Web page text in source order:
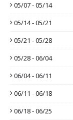
05/07 - 05/14
05/14 - 05/21
05/21 - 05/28
05/28 - 06/04
06/04 - 06/11
06/11 - 06/18
06/18 - 06/25